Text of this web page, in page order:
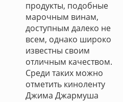
продукты, подобные
марочным винам,
доступным далеко не
всем, однако широко
известны своим
отличным качеством.
Среди таких можно
отметить киноленту
Джима Джармуша